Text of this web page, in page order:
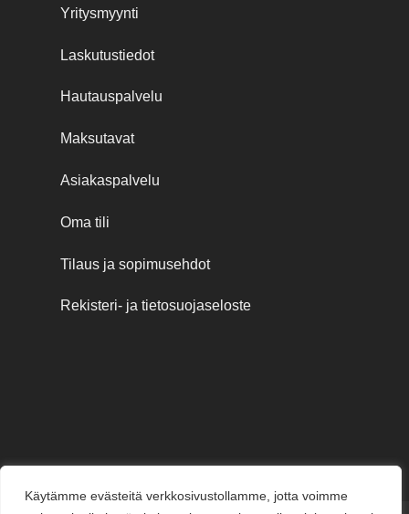
Käytämme evästeitä verkkosivustollamme, jotta voimme
Yritysmyynti
Laskutustiedot
Hautauspalvelu
Maksutavat
Asiakaspalvelu
Oma tili
Tilaus ja sopimusehdot
Rekisteri- ja tietosuojaseloste